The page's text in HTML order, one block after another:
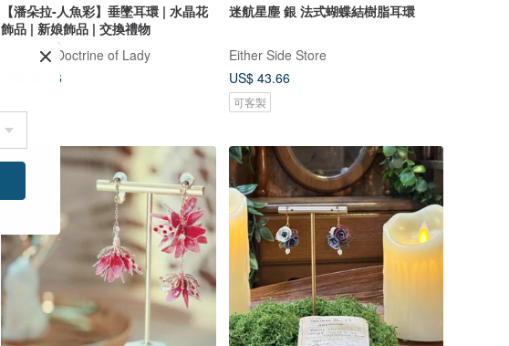
【潘朵拉-人魚彩】垂墜耳環 | 水晶花
飾品 | 新娘飾品 | 交換禮物
女子主義 Doctrine of Lady
US$ 52.56
迷航星塵 銀 法式蝴蝶結樹脂耳環
Either Side Store
US$ 43.66
可客製